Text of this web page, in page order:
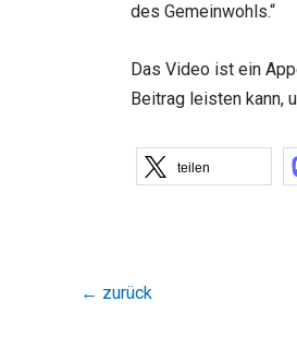
des Gemeinwohls.“
Das Video ist ein
Beitrag leisten kann,
teilen
← zurück